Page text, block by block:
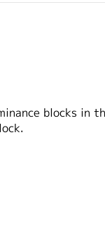
blocks in